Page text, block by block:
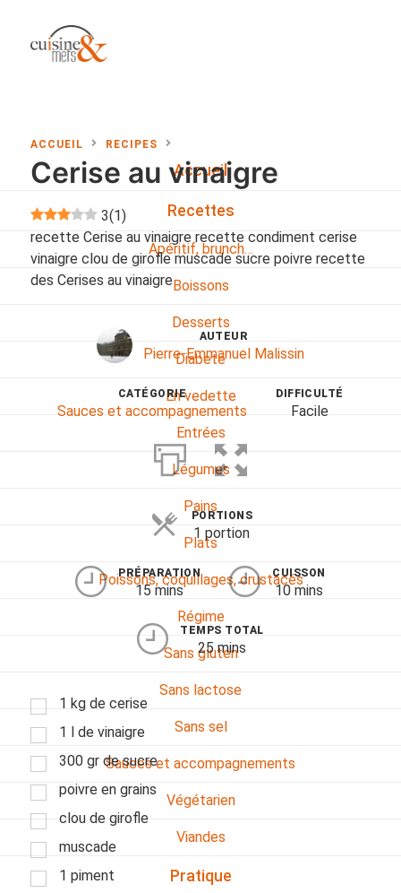
Accueil
Recettes
Apéritif, brunch…
Boissons
Desserts
Diabete
En vedette
Entrées
Légumes
Pains
Plats
Poissons, coquillages, crustacés
Régime
Sans gluten
Sans lactose
Sans sel
Sauces et accompagnements
Végétarien
Viandes
Pratique
ACCUEIL RECIPES
Cerise au vinaigre
3(1)
recette Cerise au vinaigre recette condiment cerise
vinaigre clou de girofle muscade sucre poivre recette
des Cerises au vinaigre
AUTEUR
Pierre-Emmanuel Malissin
CATÉGORIE
Sauces et accompagnements
DIFFICULTÉ
Facile
PORTIONS
1 portion
PRÉPARATION
15 mins
CUISSON
10 mins
TEMPS TOTAL
25 mins
1 kg de cerise
1 l de vinaigre
300 gr de sucre
poivre en grains
clou de girofle
muscade
1 piment